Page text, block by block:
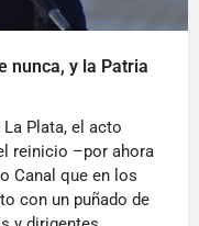
nunca, y la Patria
Plata, el acto
reinicio –por ahora
Canal que en los
con un puñado de